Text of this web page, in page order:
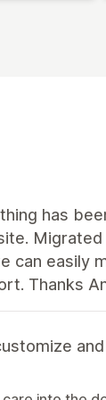
has
can easily
Thanks